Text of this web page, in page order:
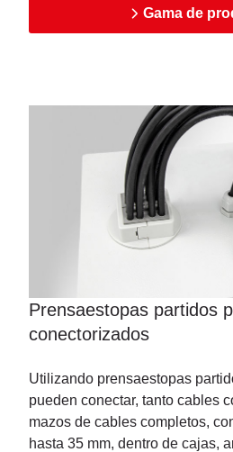
Gama de
Prensaestopas partidos
conectorizados
Utilizando prensaestopas
pueden conectar, tanto cables
mazos de cables completos,
hasta 35 mm, dentro de cajas,